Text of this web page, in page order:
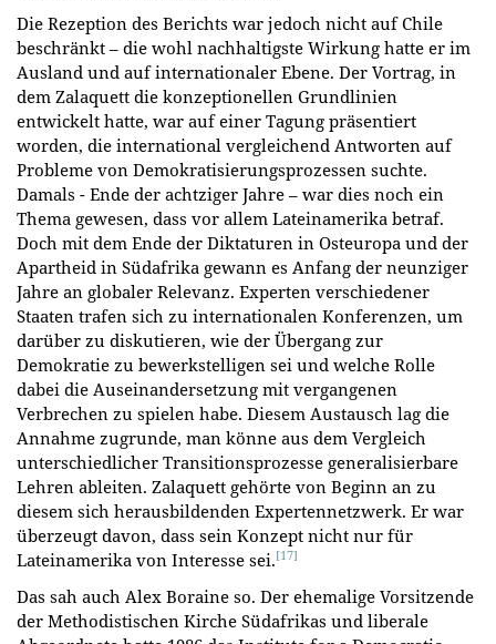
Die Rezeption des Berichts war jedoch nicht auf Chile
beschränkt – die wohl nachhaltigste Wirkung hatte er im
Ausland und auf internationaler Ebene. Der Vortrag, in
dem Zalaquett die konzeptionellen Grundlinien
entwickelt hatte, war auf einer Tagung präsentiert
worden, die international vergleichend Antworten auf
Probleme von Demokratisierungsprozessen suchte.
Damals - Ende der achtziger Jahre – war dies noch ein
Thema gewesen, dass vor allem Lateinamerika betraf.
Doch mit dem Ende der Diktaturen in Osteuropa und der
Apartheid in Südafrika gewann es Anfang der neunziger
Jahre an globaler Relevanz. Experten verschiedener
Staaten trafen sich zu internationalen Konferenzen, um
darüber zu diskutieren, wie der Übergang zur
Demokratie zu bewerkstelligen sei und welche Rolle
dabei die Auseinandersetzung mit vergangenen
Verbrechen zu spielen habe. Diesem Austausch lag die
Annahme zugrunde, man könne aus dem Vergleich
unterschiedlicher Transitionsprozesse generalisierbare
Lehren ableiten. Zalaquett gehörte von Beginn an zu
diesem sich herausbildenden Expertennetzwerk. Er war
überzeugt davon, dass sein Konzept nicht nur für
Lateinamerika von Interesse sei.[17]
Das sah auch Alex Boraine so. Der ehemalige Vorsitzende
der Methodistischen Kirche Südafrikas und liberale